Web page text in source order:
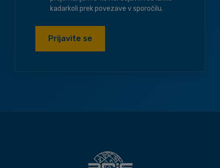
kadarkoli prek povezave v sporočilu.
Prijavite se